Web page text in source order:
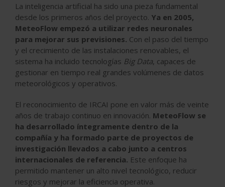
La inteligencia artificial ha sido una pieza fundamental
desde los primeros años del proyecto. Ya en 2005,
MeteoFlow empezó a utilizar redes neuronales
para mejorar sus previsiones. Con el paso del tiempo
y el crecimiento de las instalaciones renovables, el
sistema ha incluido tecnologías Big Data, capaces de
gestionar en tiempo real grandes volúmenes de datos
meteorológicos y operativos.
El reconocimiento de IRCAI pone en valor más de veinte
años de trabajo continuo en innovación. MeteoFlow se
ha desarrollado íntegramente dentro de la
compañía y ha formado parte de proyectos de
investigación llevados a cabo junto a centros
internacionales de referencia. Este enfoque ha
permitido mantener un alto nivel tecnológico, reducir
riesgos y mejorar la eficiencia operativa.